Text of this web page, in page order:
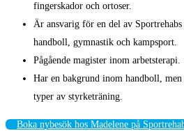
fingerskador och ortoser.
Är ansvarig för en del av
handboll, gymnastik och kampsport.
Pågående magister inom arbetsterapi.
Har en bakgrund inom handboll,
typer av styrketräning.
Boka nybesök hos Madelene på